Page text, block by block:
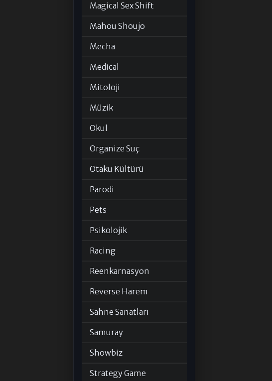
Magical Sex Shift
Mahou Shoujo
Mecha
Medical
Mitoloji
Müzik
Okul
Organize Suç
Otaku Kültürü
Parodi
Pets
Psikolojik
Racing
Reenkarnasyon
Reverse Harem
Sahne Sanatları
Samuray
Showbiz
Strategy Game